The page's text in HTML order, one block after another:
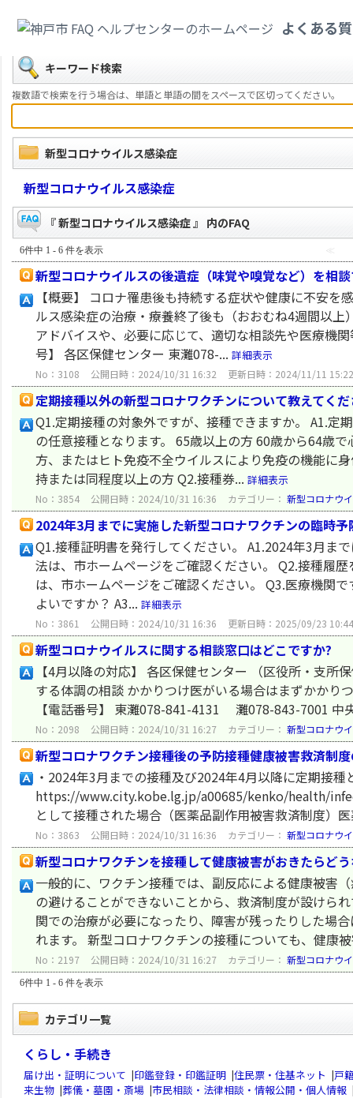
よくある
戻る
キーワード検索
複数語で検索を行う場合は、単語と単語の間をスペースで区切ってください。
新型コロナウイルス感染症
新型コロナウイルス感染症
『 新型コロナウイルス感染症 』 内のFAQ
6件中 1 - 6 件を表示 ≪
新型コロナウイルスの後遺症（味覚や嗅覚など）を相
【概要】 コロナ罹患後も持続する症状や健康に不安
ルス感染症の治療・療養終了後も（おおむね4週間以
アドバイスや、必要に応じて、適切な相談先や医療機
号】 各区保健センター 東灘078-... 詳細表示
No：3108 公開日時：2024/10/31 16:32 更新日時：2024/11/11 15:22
定期接種以外の新型コロナワクチンについて教えてく
Q1.定期接種の対象外ですが、接種できますか。 A1.定
の任意接種となります。 65歳以上の方 60歳から64歳
方、またはヒト免疫不全ウイルスにより免疫の機能に
持または同程度以上の方 Q2.接種券... 詳細表示
No：3854 公開日時：2024/10/31 16:36 カテゴリー： 新型コロナウ
2024年3月までに実施した新型コロナワクチンの臨時
Q1.接種証明書を発行してください。 A1.2024年3月ま
法は、市ホームページをご確認ください。 Q2.接種履
は、市ホームページをご確認ください。 Q3.医療機関
よいですか？ A3... 詳細表示
No：3861 公開日時：2024/10/31 16:36 更新日時：2025/09/23 10:44
新型コロナウイルスに関する相談窓口はどこですか?
【4月以降の対応】 各区保健センター （区役所・支
する体調の相談 かかりつけ医がいる場合はまずかかり
【電話番号】 東灘078-841-4131 灘078-843-7001
No：2098 公開日時：2024/10/31 16:27 カテゴリー： 新型コロナウ
新型コロナワクチン接種後の予防接種健康被害救済制
・2024年3月までの接種及び2024年4月以降に定期接
https://www.city.kobe.lg.jp/a00685/kenko/health/
として接種された場合（医薬品副作用被害救済制度）
No：3863 公開日時：2024/10/31 16:36 カテゴリー： 新型コロナウ
新型コロナワクチンを接種して健康被害がおきたらど
一般的に、ワクチン接種では、副反応による健康被害
の避けることができないことから、救済制度が設けら
関での治療が必要になったり、障害が残ったりした場
れます。 新型コロナワクチンの接種についても、健康
No：2197 公開日時：2024/10/31 16:27 カテゴリー： 新型コロナウ
6件中 1 - 6 件を表示
カテゴリ一覧
くらし・手続き
届け出・証明について |印鑑登録・印鑑証明 |住民票・住基ネット |戸
来生物 |葬儀・墓園・斎場 |市民相談・法律相談・情報公開・個人情報